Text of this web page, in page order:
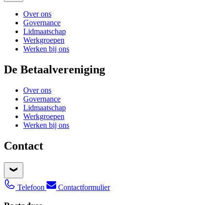
Over ons
Governance
Lidmaatschap
Werkgroepen
Werken bij ons
De Betaalvereniging
Over ons
Governance
Lidmaatschap
Werkgroepen
Werken bij ons
Contact
Telefoon Contactformulier